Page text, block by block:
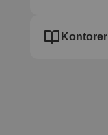
Kontorer